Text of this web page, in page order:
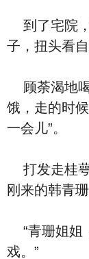
到了宅院
子，扭头看
顾荼渴地喝
饿，走的时
一会儿”。
打发走桂萼
刚来的韩青珊
“青珊姐姐
戏。”